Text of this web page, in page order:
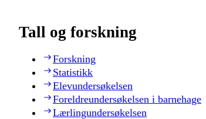
Tall og forskning
Forskning
Statistikk
Elevundersøkelsen
Foreldreundersøkelsen i barnehage
Lærlingundersøkelsen